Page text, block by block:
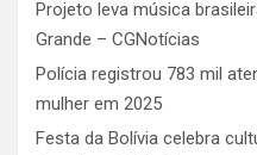
Projeto leva música
Grande – CGNotícias
Polícia registrou 783 mil
mulher em 2025
Festa da Bolívia celebra